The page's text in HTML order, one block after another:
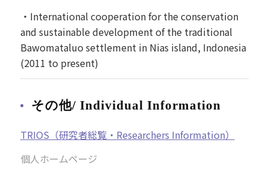
・International cooperation for the conservation
and sustainable development of the traditional
Bawomataluo settlement in Nias island, Indonesia
(2011 to present)
その他/ Individual Information
TRIOS（研究者総覧・Researchers Information）
個人ホームページ